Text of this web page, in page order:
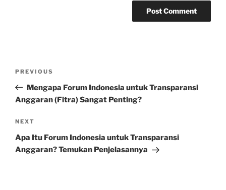
Previous
Post
PREVIOUS
Mengapa Forum Indonesia untuk Transparansi
Anggaran (Fitra) Sangat Penting?
Next
Post
NEXT
Apa Itu Forum Indonesia untuk Transparansi
Anggaran? Temukan Penjelasannya